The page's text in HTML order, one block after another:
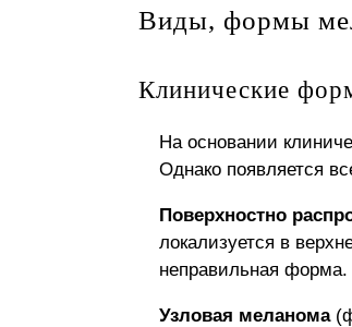
Виды, формы
Клинические
На основании
Однако появляется
Поверхностно
локализуется в
неправильная форма.
Узловая меланома